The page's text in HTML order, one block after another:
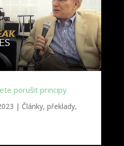
porušit principy
| Články, překlady,